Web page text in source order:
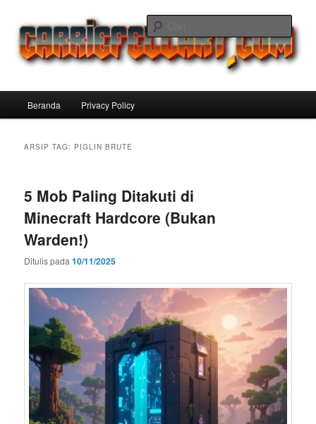
konten
utama
konten
sekunderCarriefellart Pilihan Terbaik Game
Offline Android 2025 yang Wajib
Kamu Coba
Cari
Beranda Privacy Policy
ARSIP TAG: PIGLIN BRUTE
5 Mob Paling Ditakuti di
Minecraft Hardcore (Bukan
Warden!)
Ditulis pada10/11/2025